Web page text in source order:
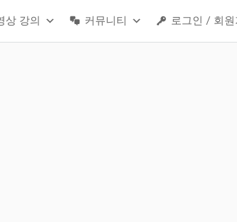
상 강의 커뮤니티 로그인 / 회원